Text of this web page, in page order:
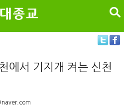
검색
에서 기지개 켜는 신천